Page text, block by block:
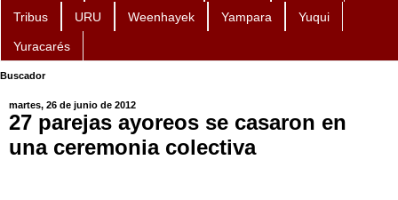
Tribus URU Weenhayek Yampara Yuqui
Yuracarés
Buscador
martes, 26 de junio de 2012
27 parejas ayoreos se casaron en
una ceremonia colectiva